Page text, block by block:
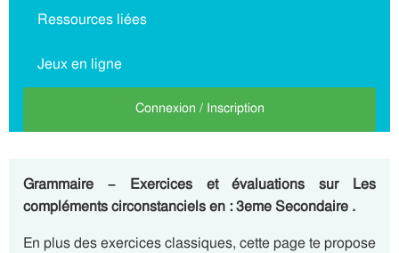
Ressources liées
Jeux en ligne
Connexion / Inscription
Grammaire – Exercices et évaluations sur Les
compléments circonstanciels en : 3eme Secondaire .
En plus des exercices classiques, cette page te propose